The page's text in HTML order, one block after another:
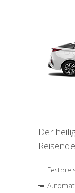
Der
Reisende
Festpreis